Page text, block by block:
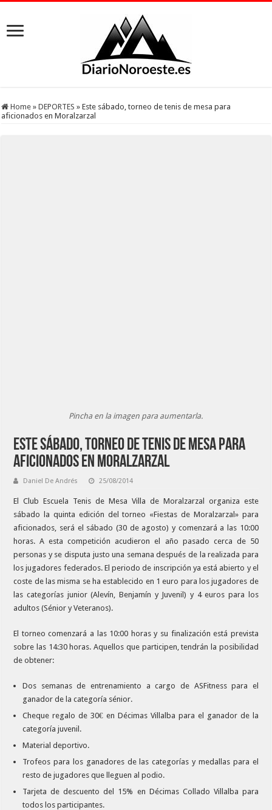
Home » DEPORTES » Este sábado, torneo de tenis de mesa para
aficionados en Moralzarzal
Pincha en la imagen para aumentarla.
Este sábado, torneo de tenis de mesa para
aficionados en Moralzarzal
Daniel De Andrés 25/08/2014
El Club Escuela Tenis de Mesa Villa de Moralzarzal organiza este
sábado la quinta edición del torneo «Fiestas de Moralzarzal» para
aficionados, será el sábado (30 de agosto) y comenzará a las 10:00
horas. A esta competición acudieron el año pasado cerca de 50
personas y se disputa justo una semana después de la realizada para
los jugadores federados. El periodo de inscripción ya está abierto y el
coste de las misma se ha establecido en 1 euro para los jugadores de
las categorías junior (Alevín, Benjamín y Juvenil) y 4 euros para los
adultos (Sénior y Veteranos).
El torneo comenzará a las 10:00 horas y su finalización está prevista
sobre las 14:30 horas. Aquellos que participen, tendrán la posibilidad
de obtener:
Dos semanas de entrenamiento a cargo de ASFitness para el
ganador de la categoría sénior.
Cheque regalo de 30€ en Décimas Villalba para el ganador de la
categoría juvenil.
Material deportivo.
Trofeos para los ganadores de las categorías y medallas para el
resto de jugadores que lleguen al podio.
Tarjeta de descuento del 15% en Décimas Collado Villalba para
todos los participantes.